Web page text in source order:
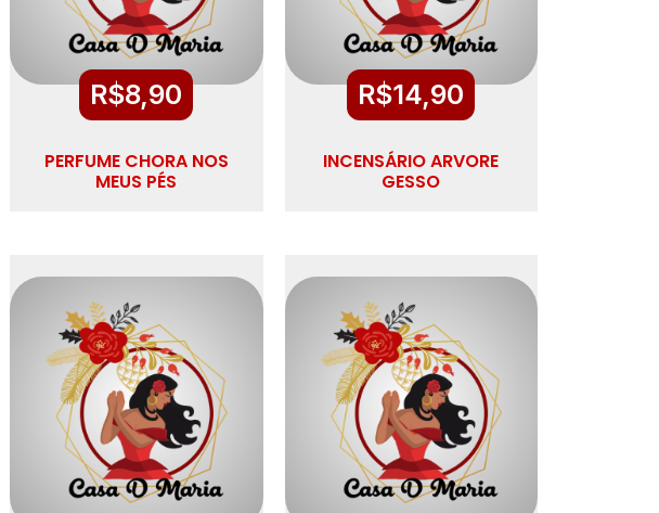
R$8,90
PERFUME CHORA NOS
MEUS PÉS
R$14,90
INCENSÁRIO ARVORE
GESSO